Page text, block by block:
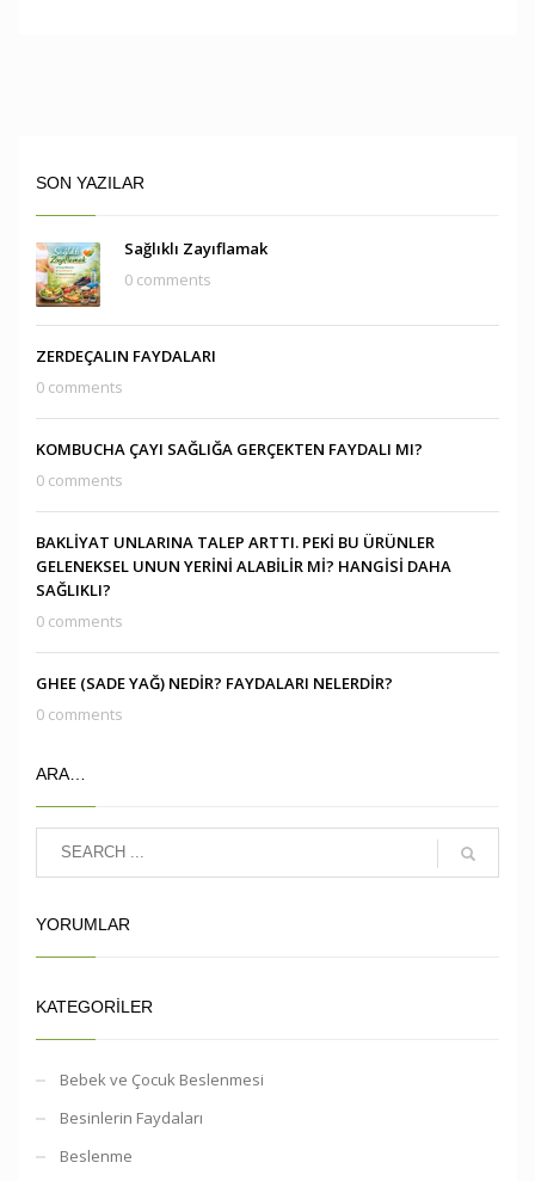
SON YAZILAR
Sağlıklı Zayıflamak
0 comments
ZERDEÇALIN FAYDALARI
0 comments
KOMBUCHA ÇAYI SAĞLIĞA GERÇEKTEN FAYDALI MI?
0 comments
BAKLİYAT UNLARINA TALEP ARTTI. PEKİ BU ÜRÜNLER
GELENEKSEL UNUN YERİNİ ALABİLİR Mİ? HANGİSİ DAHA
SAĞLIKLI?
0 comments
GHEE (SADE YAĞ) NEDİR? FAYDALARI NELERDİR?
0 comments
ARA…
YORUMLAR
KATEGORILER
Bebek ve Çocuk Beslenmesi
Besinlerin Faydaları
Beslenme